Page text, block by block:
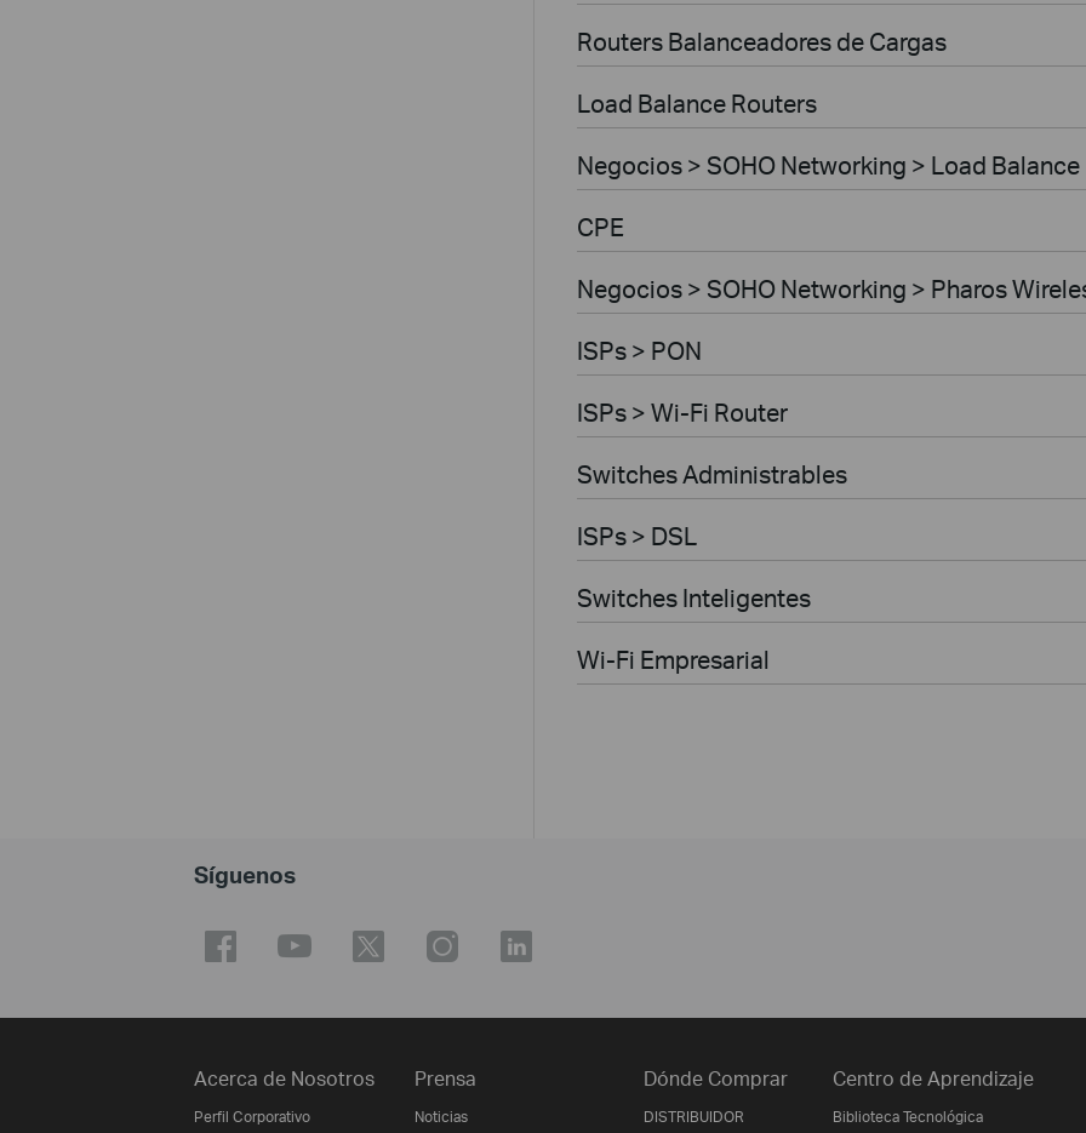
Routers Balanceadores de Cargas
Load Balance Routers
Negocios > SOHO Networking > Load
CPE
Negocios > SOHO Networking > Pharos
ISPs > PON
ISPs > Wi-Fi Router
Switches Administrables
ISPs > DSL
Switches Inteligentes
Wi-Fi Empresarial
Síguenos
Acerca de Nosotros
Perfil Corporativo
Prensa
Noticias
Dónde Comprar
DISTRIBUIDOR
Centro de Aprendizaje
Biblioteca Tecnológica